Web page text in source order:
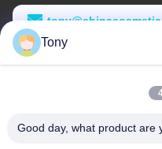
Werktijd
Tony
Good day, what product are